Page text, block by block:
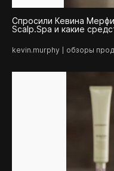
Спросили Кевина
Scalp.Spa и какие
kevin.murphy обзоры